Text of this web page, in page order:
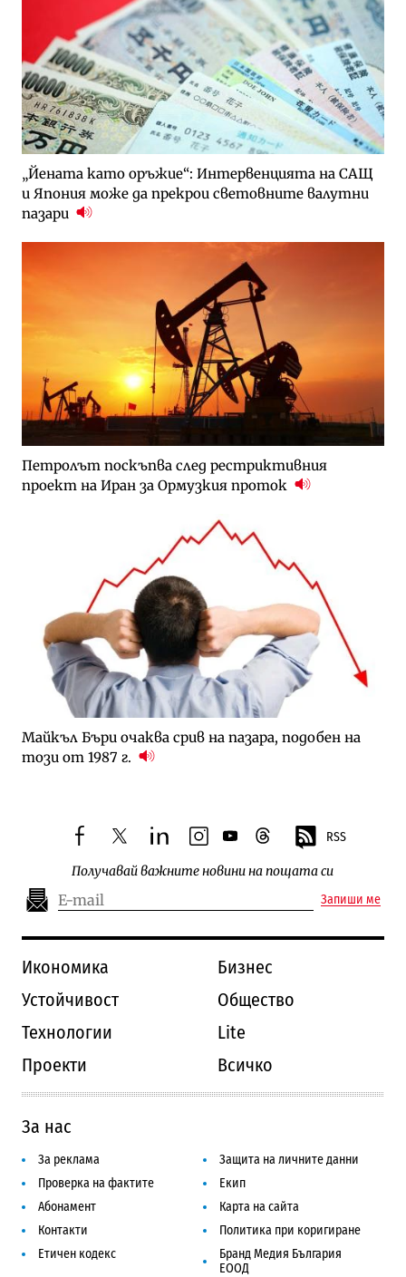
„Йената като оръжие“: Интервенцията на САЩ
и Япония може да прекрои световните валутни
пазари
Петролът поскъпва след рестриктивния
проект на Иран за Ормузкия проток
Майкъл Бъри очаква срив на пазара, подобен на
този от 1987 г.
facebooktwitterlinkedininstagram
youtubethreads RSS
Получавай важните новини на пощата си
Запиши ме
Икономика
Бизнес
Устойчивост
Общество
Технологии
Lite
Проекти
Всичко
За нас
За реклама
Защита на личните данни
Проверка на фактите
Екип
Абонамент
Карта на сайта
Контакти
Политика при коригиране
Етичен кодекс
Бранд Медия България
ЕООД